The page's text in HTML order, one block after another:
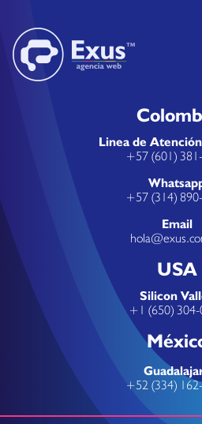
Linea de
+57 (601)
+57 (314)
Email
USA
Silicon
+1 (650)
+52 (334)